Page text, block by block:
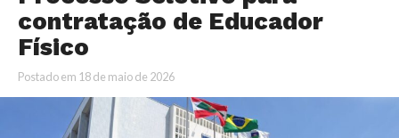
contratação de Educador
Físico
Postado em 18 de maio de 2026